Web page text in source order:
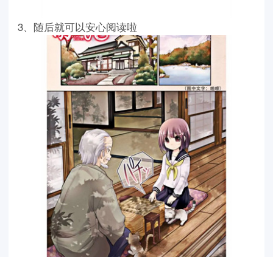
3、随后就可以安心阅读啦